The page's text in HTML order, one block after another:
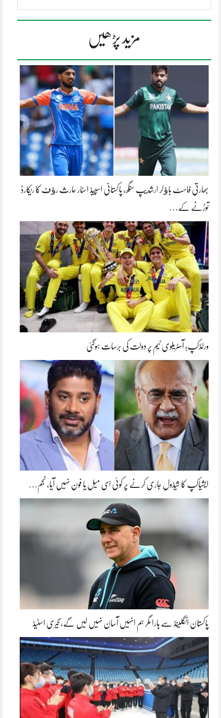
مزید پڑھیں
بھارتی فاسٹ باﺅلر ارشدیپ سنگھ، پاکستانی اسپیڈ اسٹار حارث رﺅف کا ریکارڈ
توڑنے کے…
ورلڈکپ؛ آسٹریلوی ٹیم پر دولت کی برسات ہوگئی
ایشیاکپ کا شیڈول جاری کرنے پر کوئی ای میل یا فون نہیں آیا، نجم…
پاکستان انگلینڈ سے ہارا مگر ہم انہیں آسان نہیں لیں گے، گیری اسٹیڈ